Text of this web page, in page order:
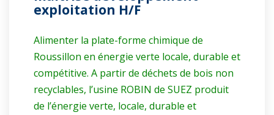
exploitation H/F
Alimenter la plate-forme chimique de
Roussillon en énergie verte locale, durable et
compétitive. A partir de déchets de bois non
recyclables, l’usine ROBIN de SUEZ produit
de l’énergie verte, locale, durable et